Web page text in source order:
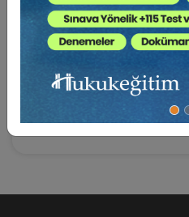
İspat, Türk Dil Kurumu
göstererek bir şeyin gerçek
kanıtlama, tanıtlama; sübut
yer bırakmayacak şekilde
tanımlanmıştır. Çalışma bu
yoğunlaşmaktadır.